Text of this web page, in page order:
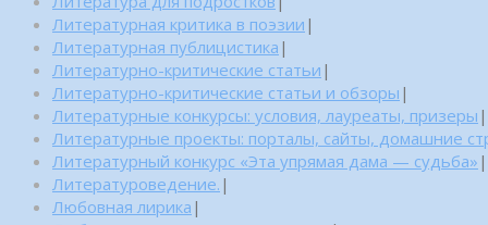
Литературная критика в поэзии |
Литературная публицистика |
Литературно-критические статьи |
Литературно-критические статьи и обзоры |
Литературные конкурсы: условия, лауреаты, призеры |
Литературные проекты: порталы, сайты, домашние
Литературный конкурс «Эта упрямая дама — судьба» |
Литературоведение. |
Любовная лирика |